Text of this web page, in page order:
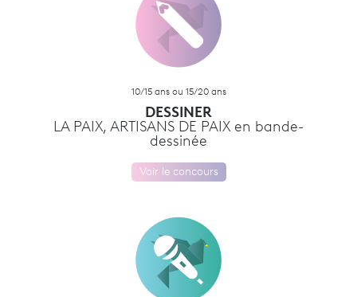
10/15 ans ou 15/20 ans
DESSINER
LA PAIX, ARTISANS DE PAIX en bande-
dessinée
Voir le concours